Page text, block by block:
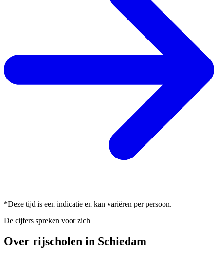
*Deze tijd is een indicatie en kan variëren per persoon.
De cijfers spreken voor zich
Over rijscholen in Schiedam